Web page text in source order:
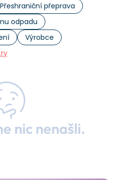
Přeshraniční přeprava
odpadu
Výrobce
nic nenašli.